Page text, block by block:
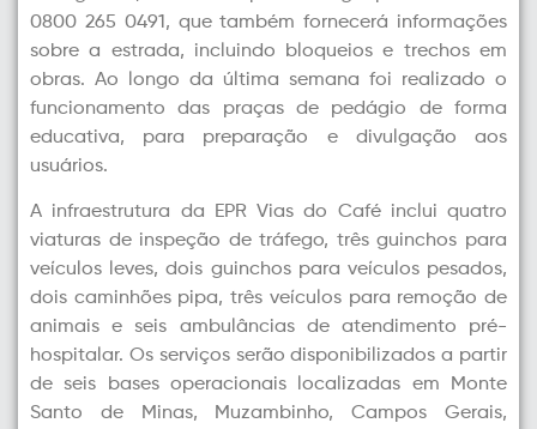
0800 265 0491, que também fornecerá informações
sobre a estrada, incluindo bloqueios e trechos em
obras. Ao longo da última semana foi realizado o
funcionamento das praças de pedágio de forma
educativa, para preparação e divulgação aos
usuários.
A infraestrutura da EPR Vias do Café inclui quatro
viaturas de inspeção de tráfego, três guinchos para
veículos leves, dois guinchos para veículos pesados,
dois caminhões pipa, três veículos para remoção de
animais e seis ambulâncias de atendimento pré-
hospitalar. Os serviços serão disponibilizados a partir
de seis bases operacionais localizadas em Monte
Santo de Minas, Muzambinho, Campos Gerais,